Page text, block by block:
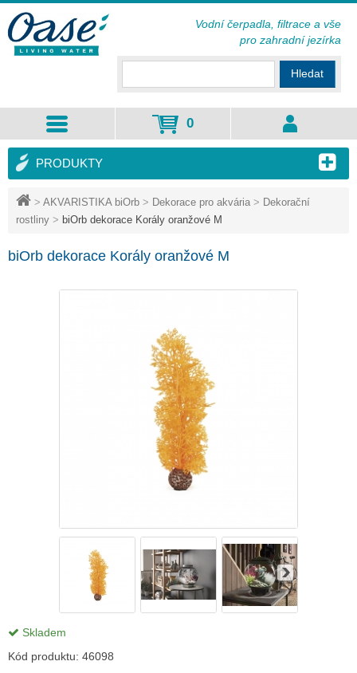
> AKVARISTIKA biOrb > Dekorace pro akvária > Dekorační
rostliny > biOrb dekorace Korály oranžové M
biOrb dekorace Korály oranžové M
Skladem
Kód produktu: 46098
PRODUKTY
Hledat
0
Vodní čerpadla, filtrace a vše
pro zahradní jezírka